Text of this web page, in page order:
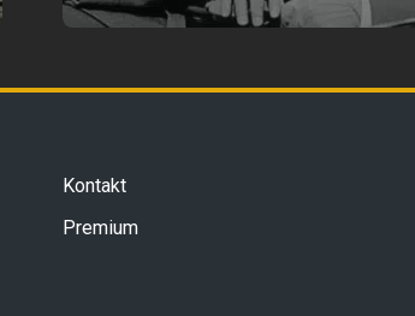
Kontakt
Premium